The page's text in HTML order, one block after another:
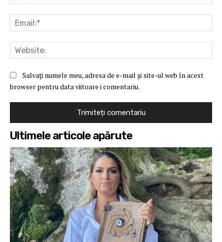
Salvați numele meu, adresa de e-mail și site-ul web în acest
browser pentru data viitoare i comentariu.
Ultimele articole apărute